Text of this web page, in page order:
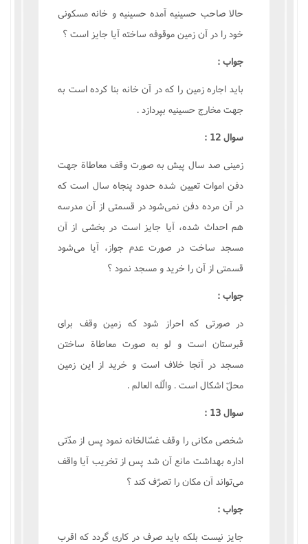
حالا صاحب حسينيه آمده حسينيه و خانه مسکونى
خود را در آن زمين موقوفه ساخته آيا جايز است ؟
جواب :
بايد اجاره زمين را که در آن خانه بنا کرده است به
جهت مخارج حسينيه بپردازد .
سوال 12 :
زمينى صد سال پيش به صورت وقف معاطاة جهت
دفن اموات تعيين شده حدود پنجاه سال است که
در آن مرده دفن نمى‌شود در قسمتى از آن مدرسه
هم احداث شده، آيا جايز است در بخشى از آن
مسجد ساخت در صورت عدم جواز، آيا مى‌شود
قسمتى از آن را خريد و مسجد نمود ؟
جواب :
در صورتى که احراز شود که زمين وقف براى
قبرستان است و لو به صورت معاطاة ساختن
مسجد در آنجا خلاف است و خريد از اين زمين
محلّ اشکال است . والّله العالم .
سوال 13 :
شخصى مکانى را وقف غسّالخانه نمود پس از مدّتى
اداره بهداشت مانع آن شد پس از تخريب آيا واقف
مى‌تواند آن مکان را تصرّف کند ؟
جواب :
جايز نيست بلکه بايد صرف در کارى گردد که اقرب